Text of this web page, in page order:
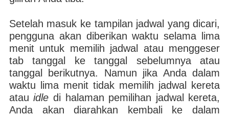
Setelah masuk ke tampilan jadwal yang dicari,
pengguna akan diberikan waktu selama lima
menit untuk memilih jadwal atau menggeser
tab tanggal ke tanggal sebelumnya atau
tanggal berikutnya. Namun jika Anda dalam
waktu lima menit tidak memilih jadwal kereta
atauidle di halaman pemilihan jadwal kereta,
Anda akan diarahkan kembali ke dalam